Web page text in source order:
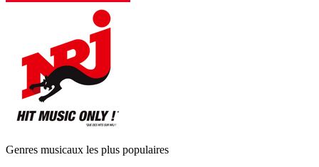
Genres musicaux les plus populaires